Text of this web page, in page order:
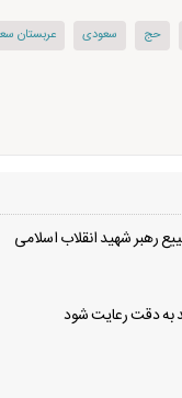
حج سعودی عربستان
رهبر شهید انقلاب اسلامی
به دقت رعایت شود